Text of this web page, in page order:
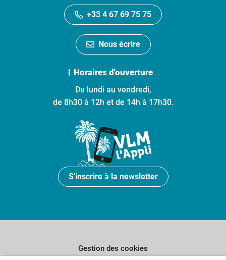
+33 4 67 69 75 75
Nous écrire
Horaires d'ouverture
Du lundi au vendredi,
de 8h30 à 12h et de 14h à 17h30.
S'inscrire à la newsletter
Gestion des cookies